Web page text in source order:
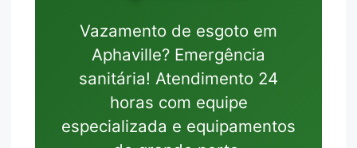
Vazamento de esgoto em
Aphaville? Emergência
sanitária! Atendimento 24
horas com equipe
especializada e equipamentos